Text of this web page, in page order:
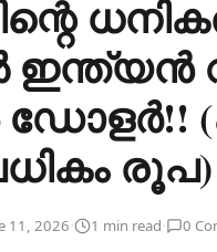
ഇന്ത്യൻ
രൂപ)
11, 2026· 1 min read· 0